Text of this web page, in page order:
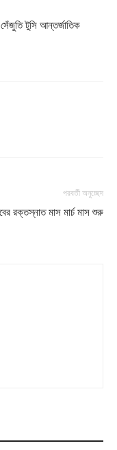
সেঁজুতি টুসি আন্তর্জাতিক
পরবর্তী অনুচ্ছেদ
রক্তস্নাত মাস মার্চ মাস শুরু